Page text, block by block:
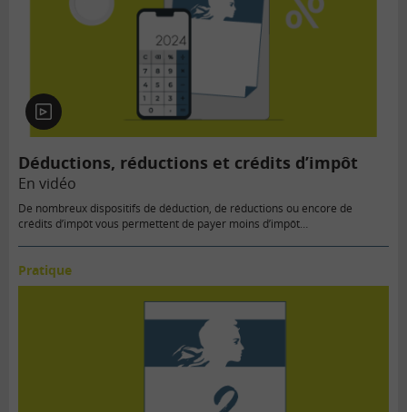
En
vidéo
Déductions, réductions et crédits d’impôt
En vidéo
De nombreux dispositifs de déduction, de réductions ou encore de
crédits d’impôt vous permettent de payer moins d’impôt…
Pratique